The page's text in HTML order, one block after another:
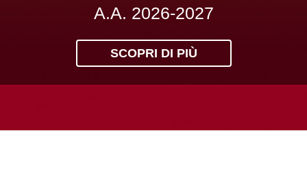
A.A. 2026-2027
SCOPRI DI PIÙ